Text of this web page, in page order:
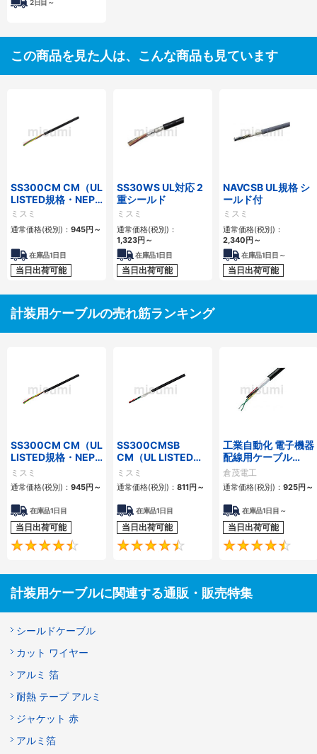
2日目～
この商品を見た人は、こんな商品も見ています
SS300CM CM（UL
LISTED規格・NEPA
対応） 細径
ミスミ
通常価格(税別)： 945円～
在庫品1日目
当日出荷可能
SS30WS UL対応 2
重シールド
ミスミ
通常価格(税別)：
1,323円～
在庫品1日目
当日出荷可能
NAVCSB UL規格 シ
ールド付
ミスミ
通常価格(税別)：
2,340円～
在庫品1日目～
当日出荷可能
計装用ケーブルの売れ筋ランキング
SS300CM CM（UL
LISTED規格・NEPA
対応） 細径
ミスミ
通常価格(税別)： 945円～
在庫品1日目
当日出荷可能
4.5
SS300CMSB
CM（UL LISTED規
格・NEPA対応） 細
径 シールド付
ミスミ
通常価格(税別)： 811円～
在庫品1日目
当日出荷可能
4.6
工業自動化 電子機器
配線用ケーブル
KVC-36シリーズ
倉茂電工
通常価格(税別)： 925円～
在庫品1日目～
当日出荷可能
計装用ケーブルに関連する通販・販売特集
シールドケーブル
カット ワイヤー
アルミ 箔
耐熱 テープ アルミ
ジャケット 赤
アルミ箔